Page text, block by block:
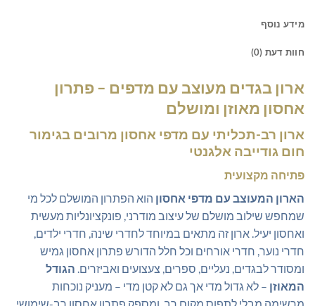
מידע נוסף
חוות דעת (0)
ארון בגדים מעוצב עם מדפים – פתרון
אחסון מאוזן ומושלם
ארון רב-תכליתי עם מדפי אחסון מרובים בגימור
חום גודייבה אלגנטי
פתיחה מקצועית
הארון המעוצב עם מדפי אחסון הוא הפתרון המושלם לכל מי
שמחפש שילוב מושלם של עיצוב מודרני, פונקציונליות מעשית
ואחסון יעיל. ארון זה מתאים במיוחד לחדרי שינה, חדרי ילדים,
חדרי נוער, חדרי אורחים וכל חלל הדורש פתרון אחסון גמיש
ומסודר לבגדים, נעליים, ספרים, צעצועים ואביזרים. הגודל
המאוזן – לא גדול מדי אך גם לא קטן מדי – מעניק נוכחות